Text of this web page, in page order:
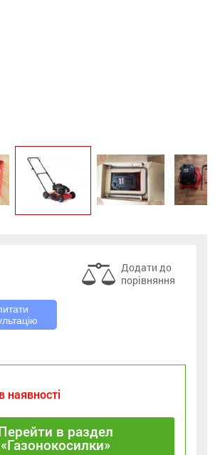
Додати до
порівняння
наявності
в раздел
«Газонокосилки»